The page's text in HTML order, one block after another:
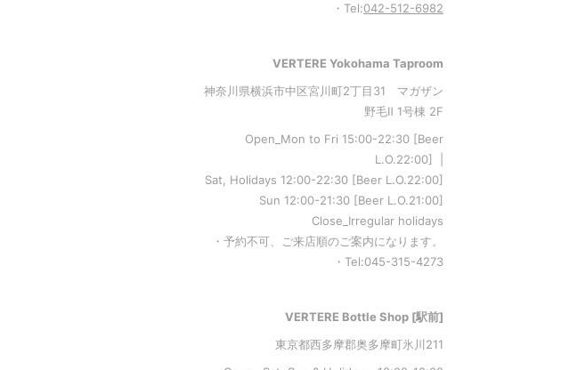
・Tel:042-512-6982
VERTERE Yokohama Taproom
神奈川県横浜市中区宮川町2丁目31 マガザン
野毛Ⅱ 1号棟 2F
Open_Mon to Fri 15:00-22:30 [Beer
L.O.22:00] |
Sat, Holidays 12:00-22:30 [Beer L.O.22:00]
Sun 12:00-21:30 [Beer L.O.21:00]
Close_Irregular holidays
・予約不可、ご来店順のご案内になります。
・Tel:045-315-4273
VERTERE Bottle Shop [駅前]
東京都西多摩郡奥多摩町氷川211